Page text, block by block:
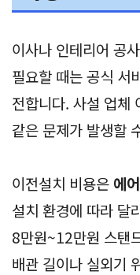
이사나 인테리어 공
필요할 때는 공식 서
전합니다. 사설 업체
같은 문제가 발생할
이전설치 비용은 에
설치 환경에 따라 달
8만원~12만원 스탠
배관 길이나 실외기